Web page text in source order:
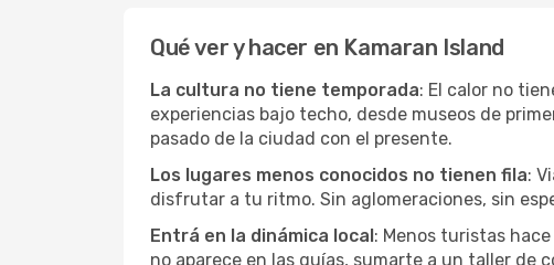
Qué ver y hacer en Kamaran Island
La cultura no tiene temporada: El calor no
experiencias bajo techo, desde museos de
pasado de la ciudad con el presente.
Los lugares menos conocidos no tienen fila:
disfrutar a tu ritmo. Sin aglomeraciones, sin
Entrá en la dinámica local: Menos turistas
no aparece en las guías, sumarte a un taller de